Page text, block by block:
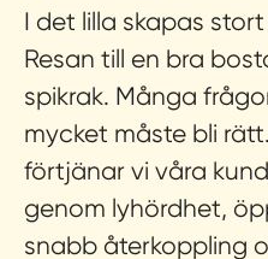
I det lilla skapas
Resan till en bra
spikrak. Många
mycket måste bli
förtjänar vi våra
genom lyhördhet,
snabb återkoppling